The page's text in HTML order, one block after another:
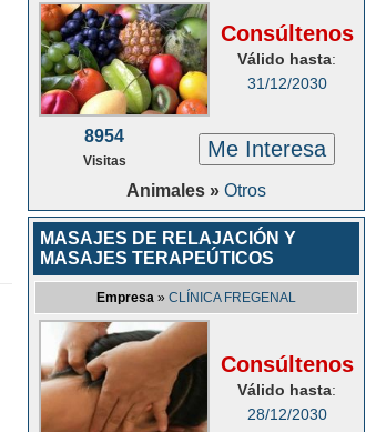
Consúltenos
Válido hasta:
31/12/2030
8954
Visitas Me Interesa
Animales » Otros
MASAJES DE RELAJACIÓN Y
MASAJES TERAPEÚTICOS
Empresa » CLÍNICA FREGENAL
Consúltenos
Válido hasta:
28/12/2030